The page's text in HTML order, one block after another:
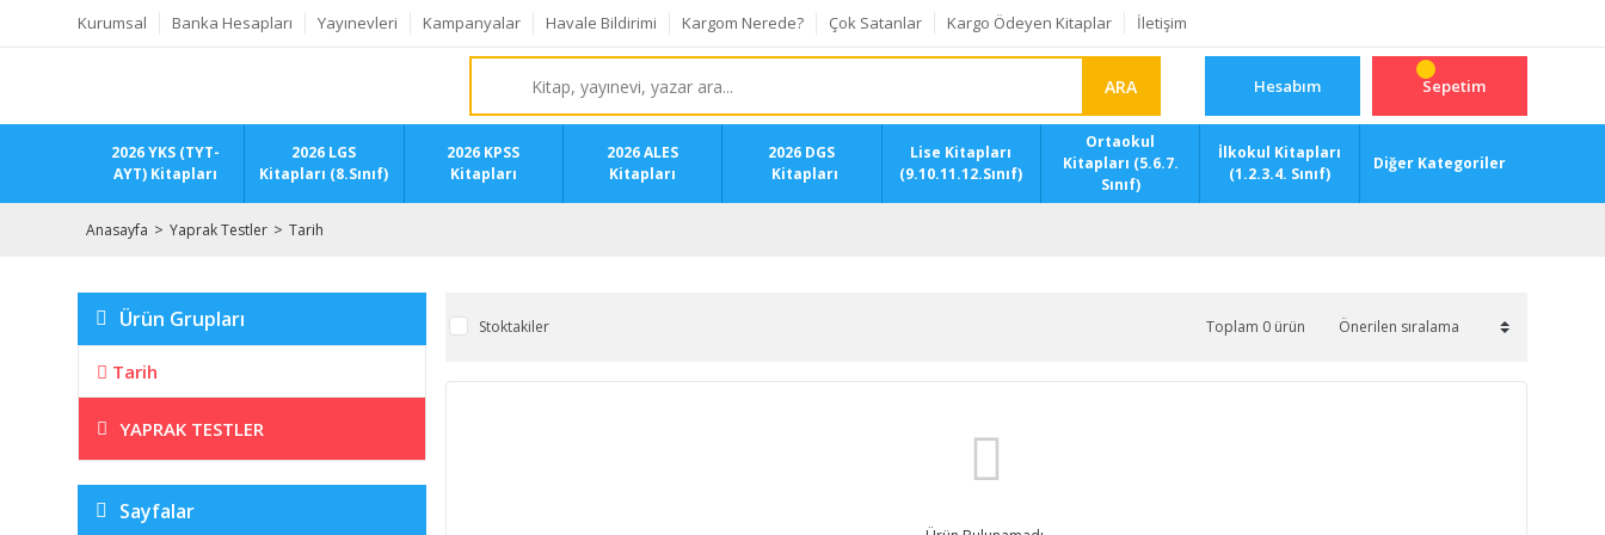
Kurumsal Banka Hesapları Yayınevleri Kampanyalar Havale Bildirimi Kargom Nerede? Çok Satanlar Kargo Ödeyen Kitaplar İletişim
ARA Hesabım Sepetim
2026 YKS (TYT-
AYT) Kitapları
2026 LGS
Kitapları (8.Sınıf)
2026 KPSS
Kitapları
2026 ALES
Kitapları
2026 DGS
Kitapları
Lise Kitapları
(9.10.11.12.Sınıf)
Ortaokul
Kitapları (5.6.7.
Sınıf)
İlkokul Kitapları
(1.2.3.4. Sınıf)
Diğer Kategoriler
Anasayfa Yaprak Testler Tarih
Ürün Grupları
Tarih
YAPRAK TESTLER
Sayfalar
Stoktakiler Toplam 0 ürün